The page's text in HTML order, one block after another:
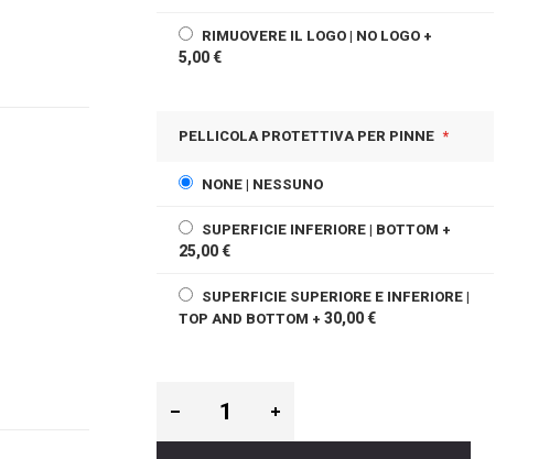
RIMUOVERE IL LOGO | NO LOGO +
5,00 €
PELLICOLA PROTETTIVA PER PINNE
NONE | NESSUNO
SUPERFICIE INFERIORE | BOTTOM +
25,00 €
SUPERFICIE SUPERIORE E INFERIORE |
TOP AND BOTTOM + 30,00 €